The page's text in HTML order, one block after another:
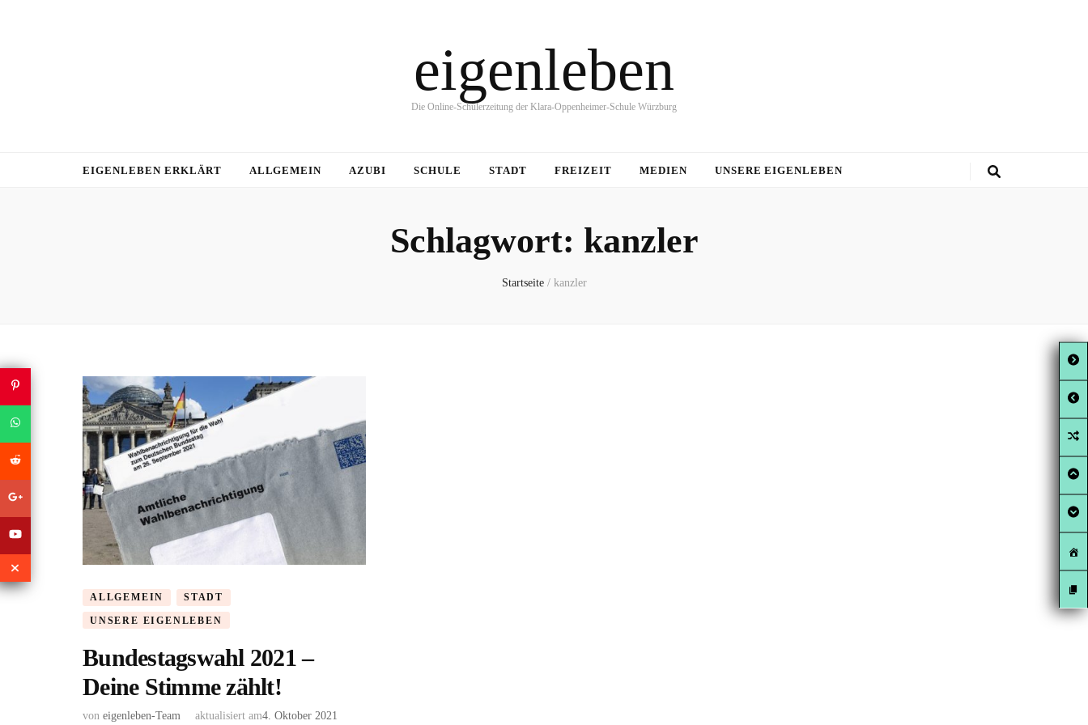
eigenleben
Die Online-Schülerzeitung der Klara-Oppenheimer-Schule Würzburg
EIGENLEBEN ERKLÄRT ALLGEMEIN AZUBI SCHULE STADT FREIZEIT MEDIEN UNSERE EIGENLEBEN
Schlagwort: kanzler
Startseite / kanzler
ALLGEMEIN STADT
UNSERE EIGENLEBEN
Bundestagswahl 2021 –
Deine Stimme zählt!
von eigenleben-Team aktualisiert am4. Oktober 2021